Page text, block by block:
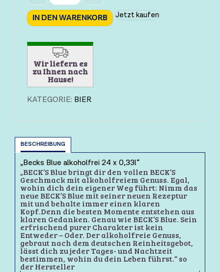
IN DEN WARENKORB Jetzt kaufen
Wir liefern es
zu Ihnen nach
Hause!
KATEGORIE: BIER
BESCHREIBUNG
„Becks Blue alkoholfrei 24 x 0,33l“
„BECK’S Blue bringt dir den vollen BECK’S
Geschmack mit alkoholfreiem Genuss. Egal,
wohin dich dein eigener Weg führt: Nimm das
neue BECK’S Blue mit seiner neuen Rezeptur
mit und behalte immer einen klaren
Kopf.Denn die besten Momente entstehen aus
klaren Gedanken. Genau wie BECK’S Blue. Sein
erfrischend purer Charakter ist kein
Entweder – Oder. Der alkoholfreie Genuss,
gebraut nach dem deutschen Reinheitsgebot,
lässt dich zu jeder Tages- und Nachtzeit
bestimmen, wohin du dein Leben führst.“ so
der Hersteller